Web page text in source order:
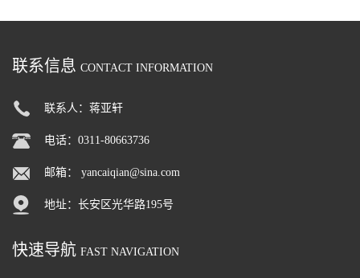
联系信息 CONTACT INFORMATION
联系人：蒋亚轩
电话：0311-80663736
邮箱： yancaiqian@sina.com
地址：长安区光华路195号
快速导航 FAST NAVIGATION